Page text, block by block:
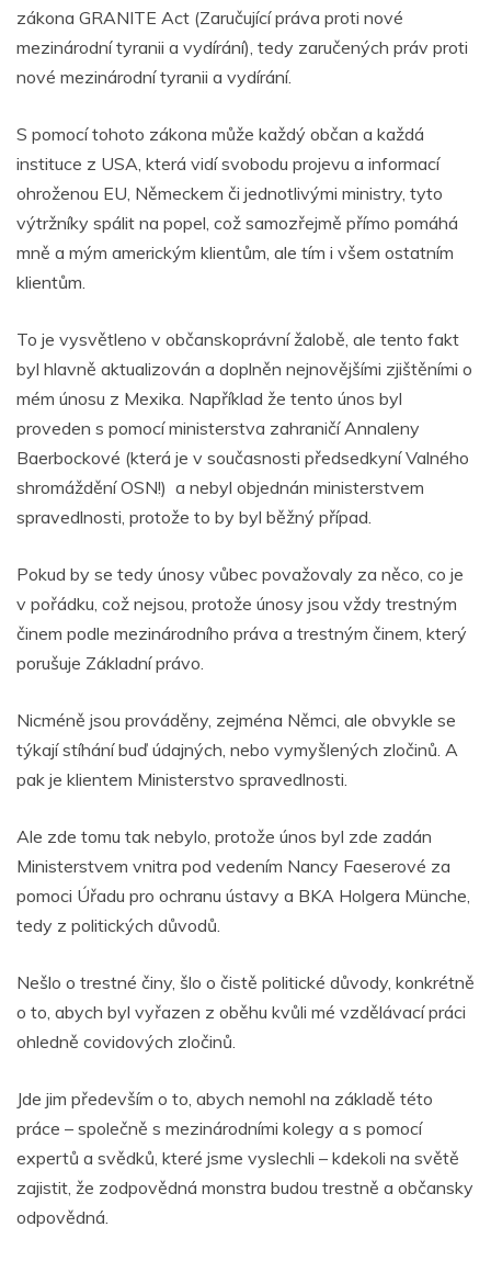
zákona GRANITE Act (Zaručující práva proti nové
mezinárodní tyranii a vydírání), tedy zaručených práv proti
nové mezinárodní tyranii a vydírání.
S pomocí tohoto zákona může každý občan a každá
instituce z USA, která vidí svobodu projevu a informací
ohroženou EU, Německem či jednotlivými ministry, tyto
výtržníky spálit na popel, což samozřejmě přímo pomáhá
mně a mým americkým klientům, ale tím i všem ostatním
klientům.
To je vysvětleno v občanskoprávní žalobě, ale tento fakt
byl hlavně aktualizován a doplněn nejnovějšími zjištěními o
mém únosu z Mexika. Například že tento únos byl
proveden s pomocí ministerstva zahraničí Annaleny
Baerbockové (která je v současnosti předsedkyní Valného
shromáždění OSN!) a nebyl objednán ministerstvem
spravedlnosti, protože to by byl běžný případ.
Pokud by se tedy únosy vůbec považovaly za něco, co je
v pořádku, což nejsou, protože únosy jsou vždy trestným
činem podle mezinárodního práva a trestným činem, který
porušuje Základní právo.
Nicméně jsou prováděny, zejména Němci, ale obvykle se
týkají stíhání buď údajných, nebo vymyšlených zločinů. A
pak je klientem Ministerstvo spravedlnosti.
Ale zde tomu tak nebylo, protože únos byl zde zadán
Ministerstvem vnitra pod vedením Nancy Faeserové za
pomoci Úřadu pro ochranu ústavy a BKA Holgera Münche,
tedy z politických důvodů.
Nešlo o trestné činy, šlo o čistě politické důvody, konkrétně
o to, abych byl vyřazen z oběhu kvůli mé vzdělávací práci
ohledně covidových zločinů.
Jde jim především o to, abych nemohl na základě této
práce – společně s mezinárodními kolegy a s pomocí
expertů a svědků, které jsme vyslechli – kdekoli na světě
zajistit, že zodpovědná monstra budou trestně a občansky
odpovědná.